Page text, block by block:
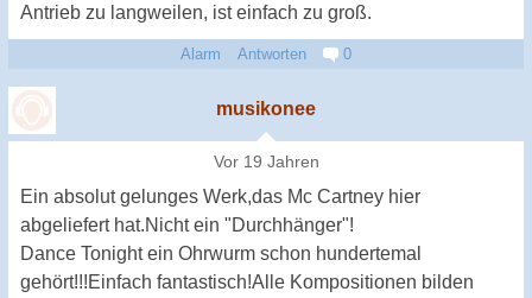
Antrieb zu langweilen, ist einfach zu groß.
Alarm Antworten 0
musikonee
Vor 19 Jahren
Ein absolut gelunges Werk,das Mc Cartney hier
abgeliefert hat.Nicht ein "Durchhänger"!
Dance Tonight ein Ohrwurm schon hundertemal
gehört!!!Einfach fantastisch!Alle Kompositionen bilden